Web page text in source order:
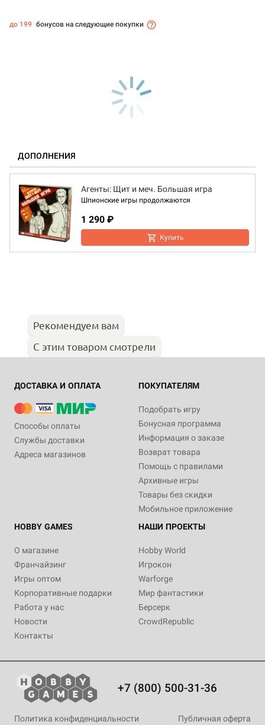
до 199 бонусов на следующие покупки
ДОПОЛНЕНИЯ
Агенты: Щит и меч. Большая игра
Шпионские игры продолжаются
1 290 ₽
Купить
Рекомендуем вам
С этим товаром смотрели
ДОСТАВКА И ОПЛАТА
Способы оплаты
Службы доставки
Адреса магазинов
ПОКУПАТЕЛЯМ
Подобрать игру
Бонусная программа
Информация о заказе
Возврат товара
Помощь с правилами
Архивные игры
Товары без скидки
Мобильное приложение
HOBBY GAMES
О магазине
Франчайзинг
Игры оптом
Корпоративные подарки
Работа у нас
Новости
Контакты
НАШИ ПРОЕКТЫ
Hobby World
Игрокон
Warforge
Мир фантастики
Берсерк
CrowdRepublic
+7 (800) 500-31-36
Политика конфиденциальности
Публичная оферта